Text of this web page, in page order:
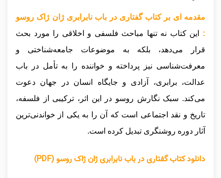
مقدمه ای بر کتاب گفتاری در باب نابرابری ژان ژاک روسو
: این کتاب نه تنها مباحث فلسفی و اخلاقی را مورد بحث
قرار می‌دهد، بلکه به موضوعات جامعه‌شناختی و
معرفت‌شناسی نیز پرداخته و خواننده را به تأمل در باب
عدالت، برابری، آزادی و جایگاه انسان در جهان دعوت
می‌کند. سبک نگارش روسو در این اثر، ترکیبی از فلسفه،
تاریخ و نقد اجتماعی است که آن را به یکی از خواندنی‌ترین
آثار دوره روشنگری تبدیل کرده است.
دانلود کتاب گفتاری در باب نابرابری ژان ژاک روسو (PDF)